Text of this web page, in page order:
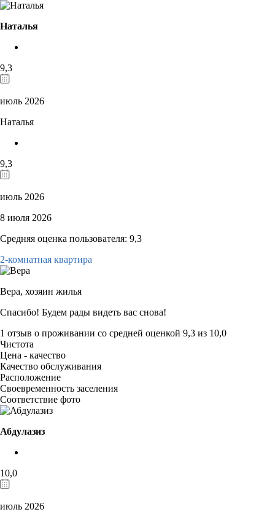
Наталья
9,3
июль 2026
Наталья
9,3
июль 2026
8 июля 2026
Средняя оценка пользователя: 9,3
2-комнатная квартира
Вера, хозяин жилья
Спасибо! Будем рады видеть вас снова!
1 отзыв о проживании со средней оценкой 9,3 из 10,0
Чистота
Цена - качество
Качество обслуживания
Расположение
Своевременность заселения
Соответствие фото
Абдулазиз
10,0
июль 2026